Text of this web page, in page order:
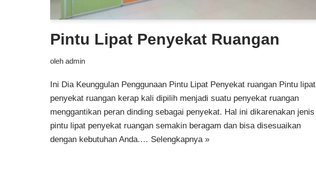
Pintu Lipat Penyekat Ruangan
oleh admin
Ini Dia Keunggulan Penggunaan Pintu Lipat Penyekat ruangan Pintu lipat
penyekat ruangan kerap kali dipilih menjadi suatu penyekat ruangan
menggantikan peran dinding sebagai penyekat. Hal ini dikarenakan jenis
pintu lipat penyekat ruangan semakin beragam dan bisa disesuaikan
dengan kebutuhan Anda.… Selengkapnya »